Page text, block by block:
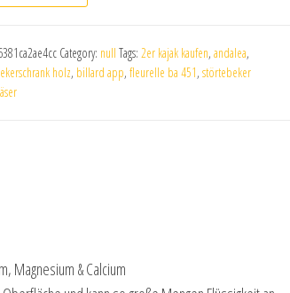
Category: null Tags: 2er kajak kaufen, andalea,
holz, billard app, fleurelle ba 451, störtebeker
Magnesium & Calcium